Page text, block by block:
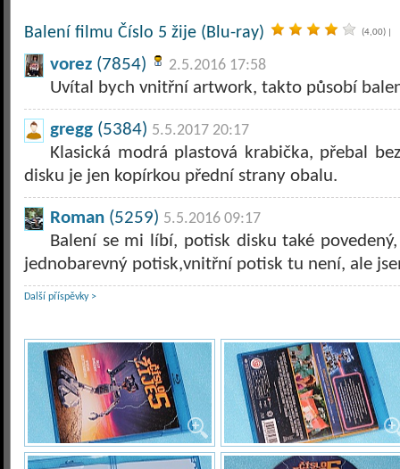
Balení filmu Číslo 5 žije (Blu-ray) (4,00)
vorez (7854) 2.5.2016 17:58
Uvítal bych vnitřní artwork, takto působí
gregg (5384) 5.5.2017 20:17
Klasická modrá plastová krabička, přebal
disku je jen kopírkou přední strany obalu.
Roman (5259) 5.5.2016 09:17
Balení se mi líbí, potisk disku také
jednobarevný potisk,vnitřní potisk tu není, ale
Další příspěvky >